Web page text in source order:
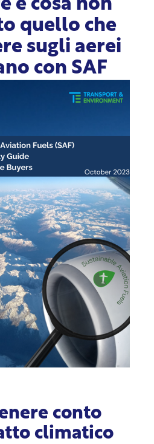
e cosa non
quello che
sugli aerei
con SAF
conto
climatico